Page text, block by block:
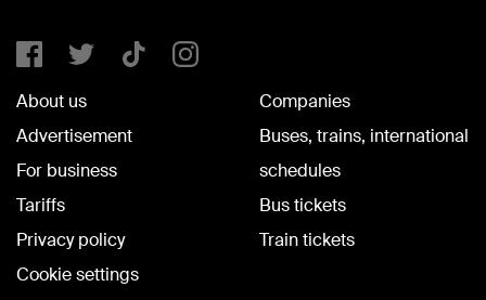
About us
Advertisement
For business
Tariffs
Privacy policy
Cookie settings
Companies
Buses, trains, international
schedules
Bus tickets
Train tickets